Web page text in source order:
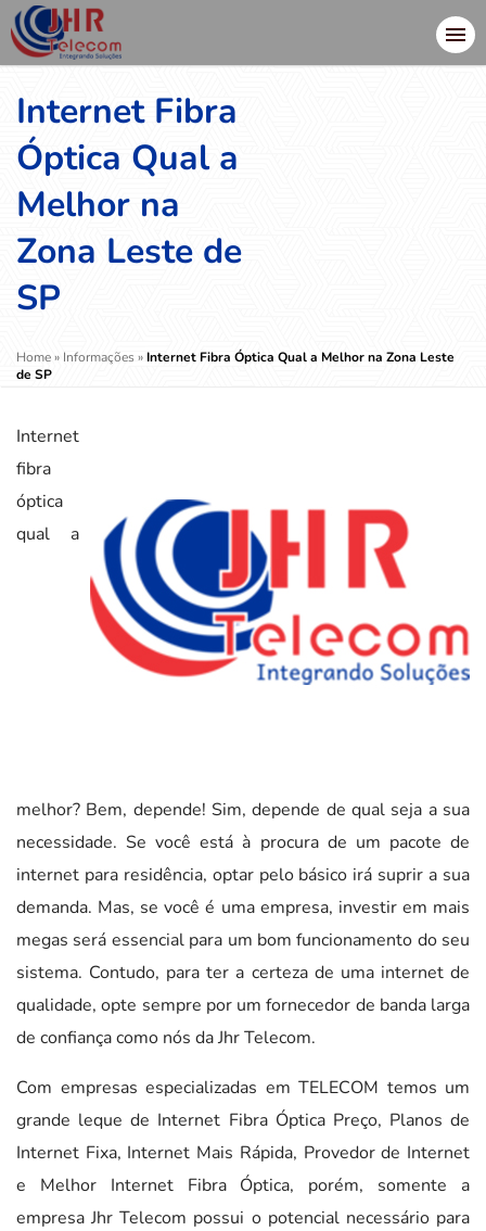
Internet Fibra
Óptica Qual a
Melhor na
Zona Leste de
SP
Home» Informações » Internet Fibra Óptica Qual a Melhor na Zona Leste
de SP
Internet
fibra
óptica
qual a
melhor? Bem, depende! Sim, depende de qual seja a sua
necessidade. Se você está à procura de um pacote de
internet para residência, optar pelo básico irá suprir a sua
demanda. Mas, se você é uma empresa, investir em mais
megas será essencial para um bom funcionamento do seu
sistema. Contudo, para ter a certeza de uma internet de
qualidade, opte sempre por um fornecedor de banda larga
de confiança como nós da Jhr Telecom.
Com empresas especializadas em TELECOM temos um
grande leque de Internet Fibra Óptica Preço, Planos de
Internet Fixa, Internet Mais Rápida, Provedor de Internet
e Melhor Internet Fibra Óptica, porém, somente a
empresa Jhr Telecom possui o potencial necessário para